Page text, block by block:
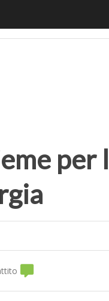
per